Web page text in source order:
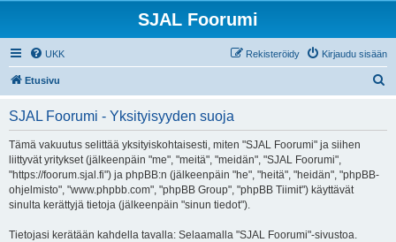
SJAL Foorumi
UKK Kirjaudu sisään
Rekisteröidy
Etusivu
SJAL Foorumi - Yksityisyyden suoja
Tämä vakuutus selittää yksityiskohtaisesti, miten "SJAL Foorumi" ja siihen
liittyvät yritykset (jälkeenpäin "me", "meitä", "meidän", "SJAL Foorumi",
"https://foorum.sjal.fi") ja phpBB:n (jälkeenpäin "he", "heitä", "heidän", "phpBB-
ohjelmisto", "www.phpbb.com", "phpBB Group", "phpBB Tiimit") käyttävät
sinulta kerättyjä tietoja (jälkeenpäin "sinun tiedot").
Tietojasi kerätään kahdella tavalla: Selaamalla "SJAL Foorumi"-sivustoa.